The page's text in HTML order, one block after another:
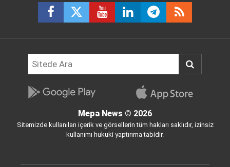
Mepa News © 2026
Sitemizde kullanılan içerik ve görsellerin tüm hakları saklıdır, izinsiz
kullanımı hukuki yaptırıma tabidir.